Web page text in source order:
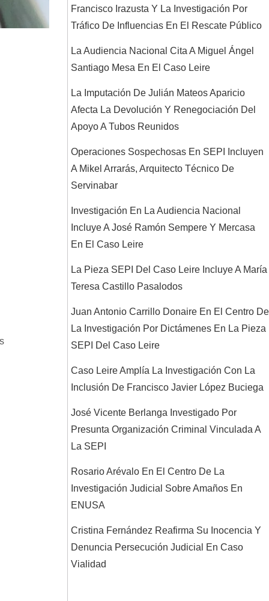
Francisco Irazusta Y La Investigación Por
Tráfico De Influencias En El Rescate Público
La Audiencia Nacional Cita A Miguel Ángel
Santiago Mesa En El Caso Leire
La Imputación De Julián Mateos Aparicio
Afecta La Devolución Y Renegociación Del
Apoyo A Tubos Reunidos
Operaciones Sospechosas En SEPI Incluyen
A Mikel Arrarás, Arquitecto Técnico De
Servinabar
Investigación En La Audiencia Nacional
Incluye A José Ramón Sempere Y Mercasa
En El Caso Leire
La Pieza SEPI Del Caso Leire Incluye A María
Teresa Castillo Pasalodos
Juan Antonio Carrillo Donaire En El Centro De
La Investigación Por Dictámenes En La Pieza
SEPI Del Caso Leire
Caso Leire Amplía La Investigación Con La
Inclusión De Francisco Javier López Buciega
José Vicente Berlanga Investigado Por
Presunta Organización Criminal Vinculada A
La SEPI
Rosario Arévalo En El Centro De La
Investigación Judicial Sobre Amaños En
ENUSA
Cristina Fernández Reafirma Su Inocencia Y
Denuncia Persecución Judicial En Caso
Vialidad